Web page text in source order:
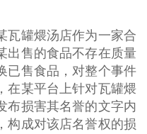
罐煨汤店作为一家合
出售的食品不存在质量
已售食品，对整个事件
在某平台上针对瓦罐煨
布损害其名誉的文字内
构成对该店名誉权的损